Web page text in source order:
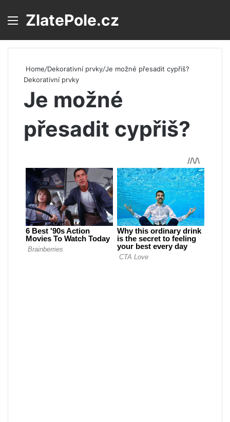
Menu
ZlatePole.cz
Home/Dekorativní prvky/Je možné přesadit cypřiš?
Dekorativní prvky
Je možné
přesadit cypřiš?